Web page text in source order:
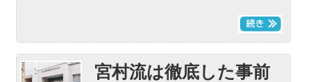
宮村流は徹底した事前